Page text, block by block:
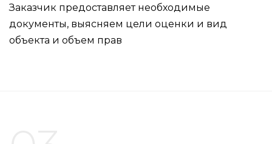
Заказчик предоставляет необходимые
документы, выясняем цели оценки и вид
объекта и объем прав